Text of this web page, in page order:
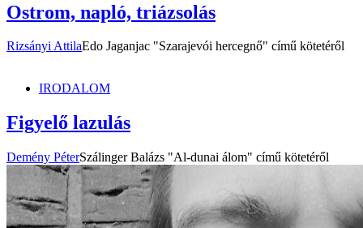
Ostrom, napló, triázsolás
Rizsányi AttilaEdo Jaganjac "Szarajevói hercegnő" című kötetéről
IRODALOM
Figyelő lazulás
Demény PéterSzálinger Balázs "Al-dunai álom" című kötetéről